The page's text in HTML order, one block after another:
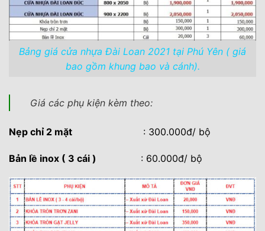
Bảng giá cửa nhựa Đài Loan 2021 tại Phú Yên ( giá
bao gồm khung bao và cánh).
Giá các phụ kiện kèm theo:
Nẹp chỉ 2 mặt : 300.000đ/ bộ
Bản lề inox ( 3 cái ) : 60.000đ/ bộ